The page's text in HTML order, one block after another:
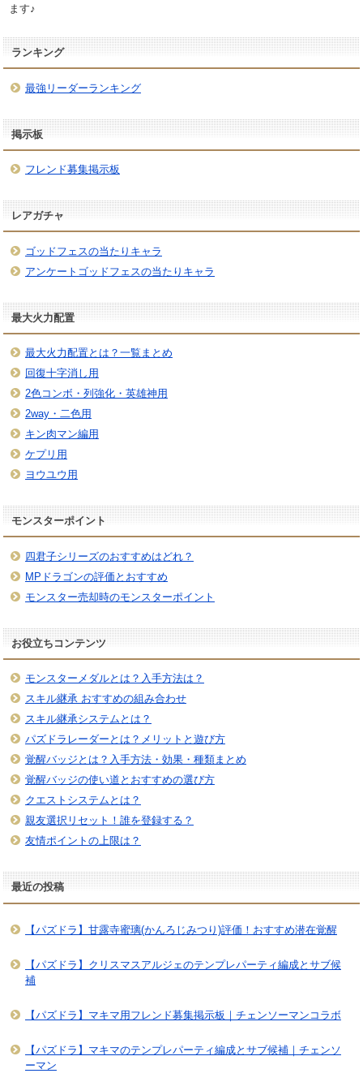
ます♪
ランキング
最強リーダーランキング
掲示板
フレンド募集掲示板
レアガチャ
ゴッドフェスの当たりキャラ
アンケートゴッドフェスの当たりキャラ
最大火力配置
最大火力配置とは？一覧まとめ
回復十字消し用
2色コンボ・列強化・英雄神用
2way・二色用
キン肉マン編用
ケプリ用
ヨウユウ用
モンスターポイント
四君子シリーズのおすすめはどれ？
MPドラゴンの評価とおすすめ
モンスター売却時のモンスターポイント
お役立ちコンテンツ
モンスターメダルとは？入手方法は？
スキル継承 おすすめの組み合わせ
スキル継承システムとは？
パズドラレーダーとは？メリットと遊び方
覚醒バッジとは？入手方法・効果・種類まとめ
覚醒バッジの使い道とおすすめの選び方
クエストシステムとは？
親友選択リセット！誰を登録する？
友情ポイントの上限は？
最近の投稿
【パズドラ】甘露寺蜜璃(かんろじみつり)評価！おすすめ潜在覚醒
【パズドラ】クリスマスアルジェのテンプレパーティ編成とサブ候
補
【パズドラ】マキマ用フレンド募集掲示板｜チェンソーマンコラボ
【パズドラ】マキマのテンプレパーティ編成とサブ候補｜チェンソ
ーマン